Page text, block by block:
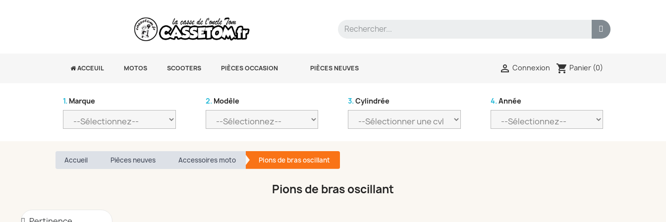
ACCEUIL MOTOS SCOOTERS PIÈCES OCCASION PIÈCES NEUVES  Connexion shopping_cart Panier (0)
1. Marque 2. Modèle 3. Cylindrée 4. Année
Accueil Pièces neuves Accessoires moto Pions de bras oscillant
Pions de bras oscillant